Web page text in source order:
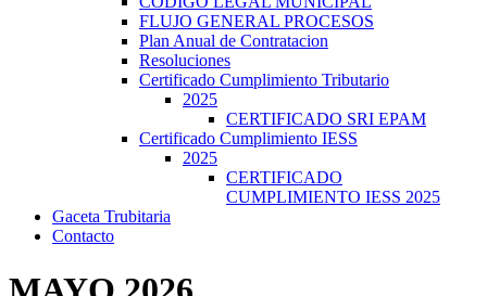
FLUJO GENERAL PROCESOS
Plan Anual de Contratacion
Resoluciones
Certificado Cumplimiento Tributario
2025
CERTIFICADO SRI EPAM
Certificado Cumplimiento IESS
2025
CERTIFICADO
CUMPLIMIENTO IESS 2025
Gaceta Trubitaria
Contacto